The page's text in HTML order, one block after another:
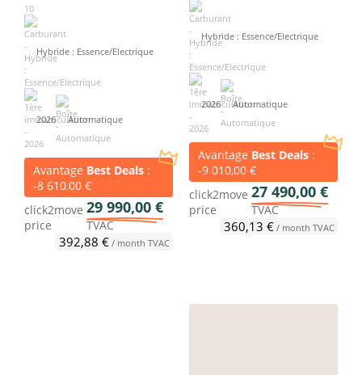
Hybride : Essence/Electrique
2026 Automatique
Avantage Best Deals :
-8 610,00 €
click2move
price
29 990,00 €
TVAC
392,88 €/ month TVAC
Hybride : Essence/Electrique
2026 Automatique
Avantage Best Deals :
-9 010,00 €
click2move
price
27 490,00 €
TVAC
360,13 €/ month TVAC